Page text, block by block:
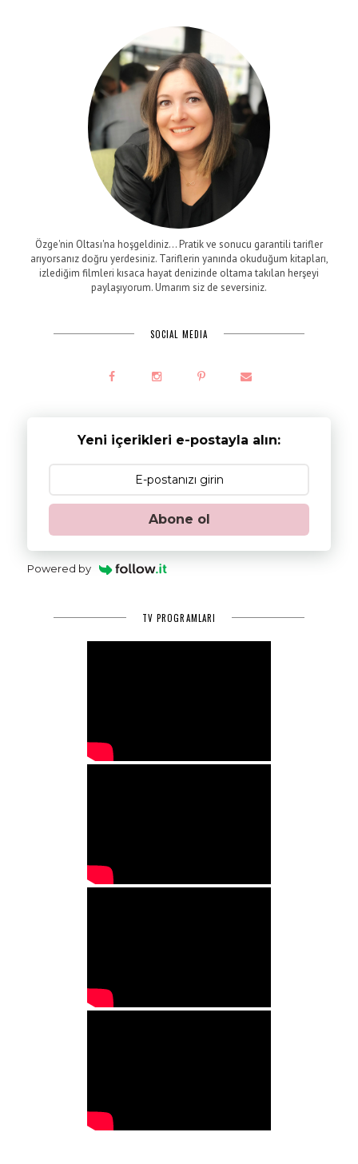
Özge'nin Oltası'na hoşgeldiniz... Pratik ve sonucu garantili tarifler
arıyorsanız doğru yerdesiniz. Tariflerin yanında okuduğum kitapları,
izlediğim filmleri kısaca hayat denizinde oltama takılan herşeyi
paylaşıyorum. Umarım siz de seversiniz.
SOCIAL MEDIA
Yeni içerikleri e-postayla alın:
Abone ol
Powered by
TV PROGRAMLARI